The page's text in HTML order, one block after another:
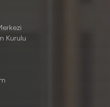
Kurulu